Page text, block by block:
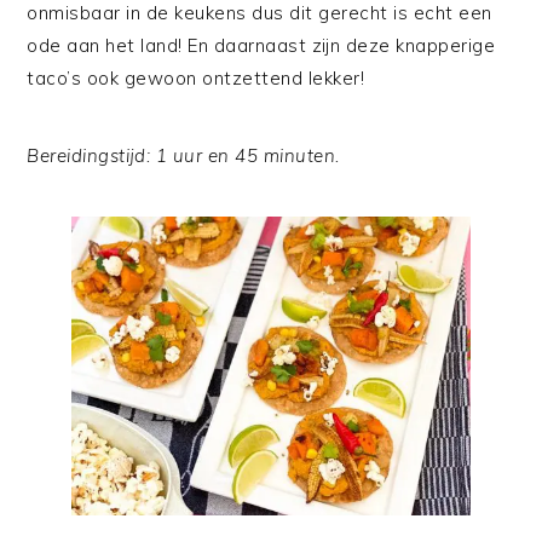
onmisbaar in de keukens dus dit gerecht is echt een
ode aan het land! En daarnaast zijn deze knapperige
taco’s ook gewoon ontzettend lekker!
Bereidingstijd: 1 uur en 45 minuten.